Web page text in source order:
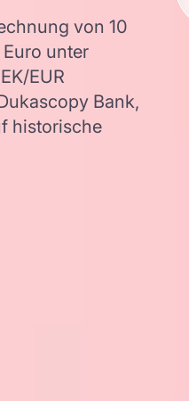
von 10
unter
EUR
Bank,
historische